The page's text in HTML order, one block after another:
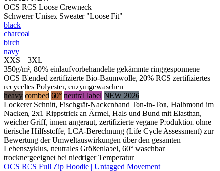
OCS RCS Loose Crewneck
Schwerer Unisex Sweater "Loose Fit"
black
charcoal
birch
navy
XXS – 3XL
350g/m², 80% einlaufvorbehandelte gekämmte ringgesponnene
OCS Blended zertifizierte Bio-Baumwolle, 20% RCS zertifiziertes
recyceltes Polyester, enzymgewaschen
heavy combed 60° neutral label NEW 2026
Lockerer Schnitt, Fischgrät-Nackenband Ton-in-Ton, Halbmond im
Nacken, 2x1 Rippstrick an Ärmel, Hals und Bund mit Elasthan,
weicher Griff, innen angeraut, zertifizierte vegane Produktion ohne
tierische Hilfsstoffe, LCA-Berechnung (Life Cycle Assessment) zur
Bewertung der Umweltauswirkungen über den gesamten
Lebenszyklus, neutrales Größenlabel, 60° waschbar,
trocknergeeignet bei niedriger Temperatur
OCS RCS Full Zip Hoodie | Untagged Movement